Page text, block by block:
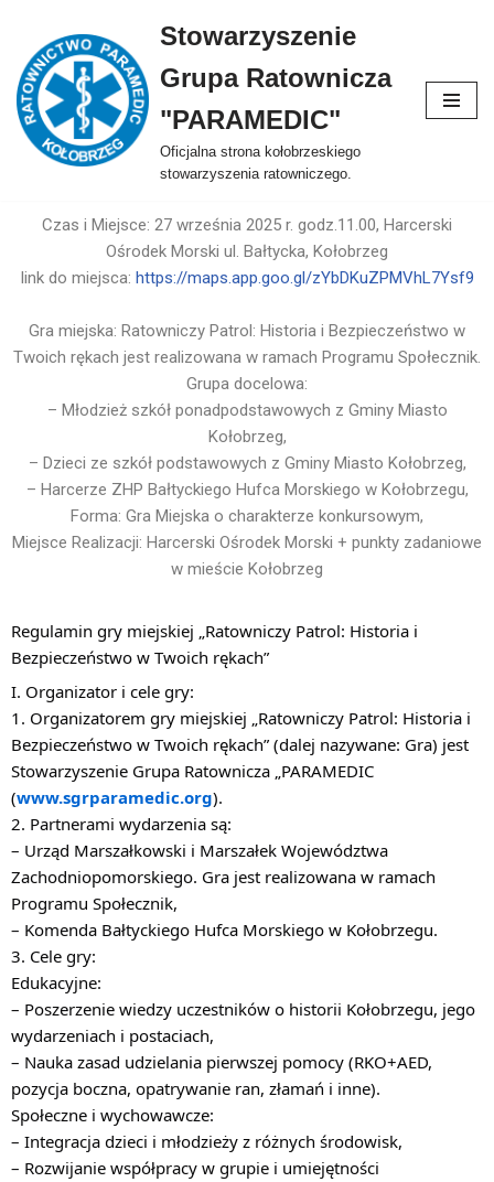
Przejdź
do
treści
Stowarzyszenie
Grupa Ratownicza
"PARAMEDIC"
Oficjalna strona kołobrzeskiego
stowarzyszenia ratowniczego.
Czas i Miejsce: 27 września 2025 r. godz.11.00, Harcerski
Ośrodek Morski ul. Bałtycka, Kołobrzeg
link do miejsca: https://maps.app.goo.gl/zYbDKuZPMVhL7Ysf9
Gra miejska: Ratowniczy Patrol: Historia i Bezpieczeństwo w
Twoich rękach jest realizowana w ramach Programu Społecznik.
Grupa docelowa:
– Młodzież szkół ponadpodstawowych z Gminy Miasto
Kołobrzeg,
– Dzieci ze szkół podstawowych z Gminy Miasto Kołobrzeg,
– Harcerze ZHP Bałtyckiego Hufca Morskiego w Kołobrzegu,
Forma: Gra Miejska o charakterze konkursowym,
Miejsce Realizacji: Harcerski Ośrodek Morski + punkty zadaniowe
w mieście Kołobrzeg
Regulamin gry miejskiej „Ratowniczy Patrol: Historia i
Bezpieczeństwo w Twoich rękach”
I. Organizator i cele gry:
1. Organizatorem gry miejskiej „Ratowniczy Patrol: Historia i
Bezpieczeństwo w Twoich rękach” (dalej nazywane: Gra) jest
Stowarzyszenie Grupa Ratownicza „PARAMEDIC
(www.sgrparamedic.org).
2. Partnerami wydarzenia są:
– Urząd Marszałkowski i Marszałek Województwa
Zachodniopomorskiego. Gra jest realizowana w ramach
Programu Społecznik,
– Komenda Bałtyckiego Hufca Morskiego w Kołobrzegu.
3. Cele gry:
Edukacyjne:
– Poszerzenie wiedzy uczestników o historii Kołobrzegu, jego
wydarzeniach i postaciach,
– Nauka zasad udzielania pierwszej pomocy (RKO+AED,
pozycja boczna, opatrywanie ran, złamań i inne).
Społeczne i wychowawcze:
– Integracja dzieci i młodzieży z różnych środowisk,
– Rozwijanie współpracy w grupie i umiejętności